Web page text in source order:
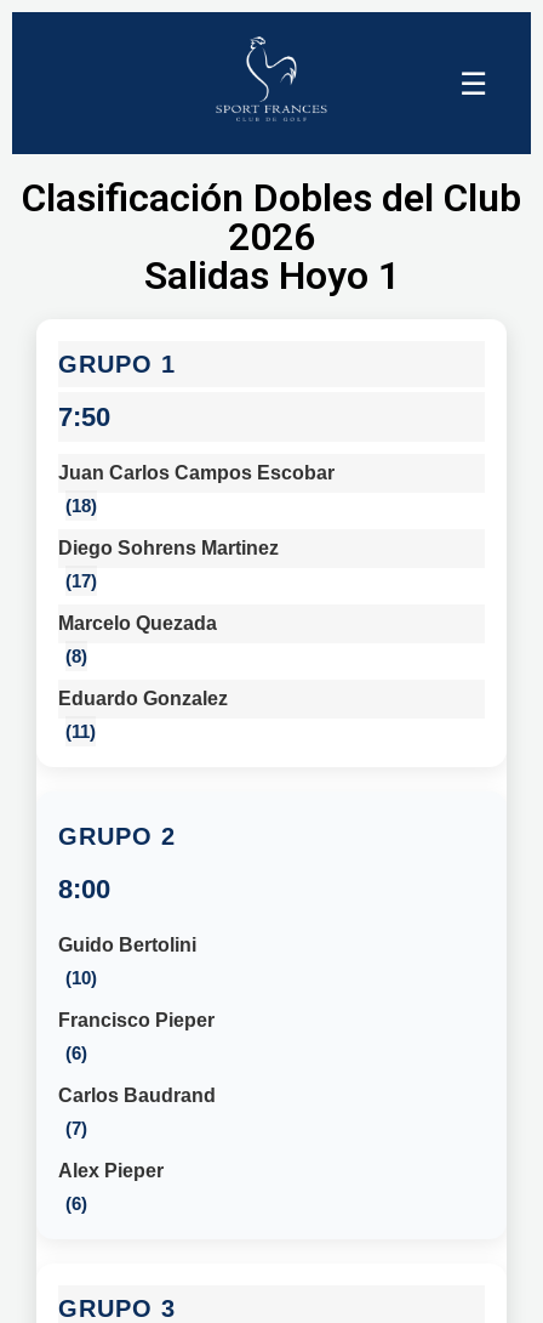
☰
Clasificación Dobles del Club
2026
Salidas Hoyo 1
1
7:50
Juan Carlos Campos Escobar
18
Diego Sohrens Martinez
17
Marcelo Quezada
8
Eduardo Gonzalez
11
2
8:00
Guido Bertolini
10
Francisco Pieper
6
Carlos Baudrand
7
Alex Pieper
6
3